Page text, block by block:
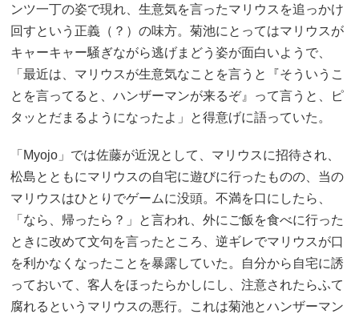
ンツ一丁の姿で現れ、生意気を言ったマリウスを追っかけ
回すという正義（？）の味方。菊池にとってはマリウスが
キャーキャー騒ぎながら逃げまどう姿が面白いようで、
「最近は、マリウスが生意気なことを言うと『そういうこ
とを言ってると、ハンザーマンが来るぞ』って言うと、ピ
タッとだまるようになったよ」と得意げに語っていた。
「Myojo」では佐藤が近況として、マリウスに招待され、
松島とともにマリウスの自宅に遊びに行ったものの、当の
マリウスはひとりでゲームに没頭。不満を口にしたら、
「なら、帰ったら？」と言われ、外にご飯を食べに行った
ときに改めて文句を言ったところ、逆ギレでマリウスが口
を利かなくなったことを暴露していた。自分から自宅に誘
っておいて、客人をほったらかしにし、注意されたらふて
腐れるというマリウスの悪行。これは菊池とハンザーマン